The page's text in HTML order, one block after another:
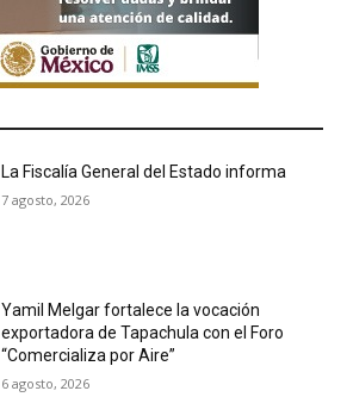
La Fiscalía General del Estado informa
7 agosto, 2026
Yamil Melgar fortalece la vocación
exportadora de Tapachula con el Foro
“Comercializa por Aire”
6 agosto, 2026